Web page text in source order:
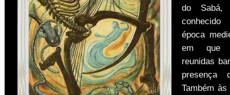
do Sabá,
época
em que
reunidas
presença
Também